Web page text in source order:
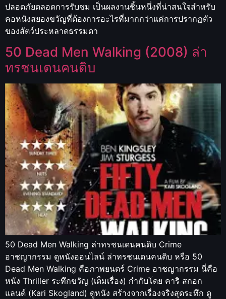
ปลอดภัยตลอดการรับชม เป็นผลงานชิ้นหนึ่งที่น่าสนใจสำหรับ
คอหนังสยองขวัญที่ต้องการอะไรที่มากกว่าแค่การปรากฏตัว
ของสัตว์ประหลาดธรรมดา
50 Dead Men Walking (2008) ล่า
ทรชนเดนคนดิบ
50 Dead Men Walking ล่าทรชนเดนคนดิบ Crime
อาชญากรรม ดูหนังออนไลน์ ล่าทรชนเดนคนดิบ หรือ 50
Dead Men Walking คือภาพยนตร์ Crime อาชญากรรม นี่คือ
หนัง Thriller ระทึกขวัญ (เต็มเรื่อง) กำกับโดย คาริ สกอก
แลนด์ (Kari Skogland) ดูหนัง สร้างจากเรื่องจริงสุดระทึก ดู